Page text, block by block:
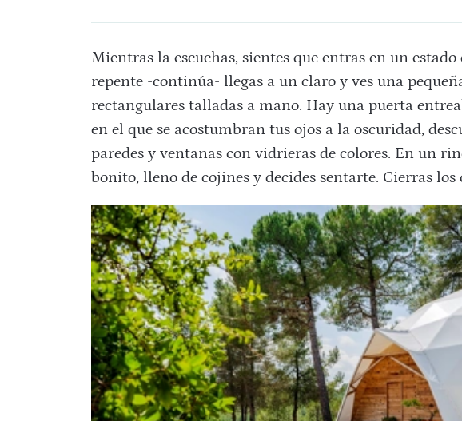
Mientras la escuchas, sientes que entras en un estado
repente -continúa- llegas a un claro y ves una
rectangulares talladas a mano. Hay una puerta
en el que se acostumbran tus ojos a la oscuridad,
paredes y ventanas con vidrieras de colores. En un
bonito, lleno de cojines y decides sentarte. Cierras los